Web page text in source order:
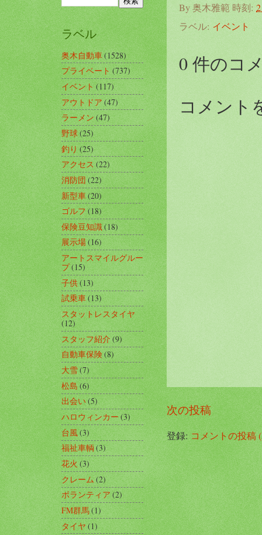
By奥木雅範 時刻:
ラベル: イベント
0 件のコ
コメント
次の投稿
登録:コメントの投稿
ラベル
奥木自動車(1528)
プライベート(737)
イベント(117)
アウトドア(47)
ラーメン(47)
野球(25)
釣り(25)
アクセス(22)
消防団(22)
新型車(20)
ゴルフ(18)
保険豆知識(18)
展示場(16)
アートスマイルグルー
プ(15)
子供(13)
試乗車(13)
スタットレスタイヤ
(12)
スタッフ紹介(9)
自動車保険(8)
大雪(7)
松島 (6)
出会い(5)
ハロウィンカー(3)
台風(3)
福祉車輌 (3)
花火(3)
クレーム(2)
ボランティア(2)
FM群馬(1)
タイヤ(1)